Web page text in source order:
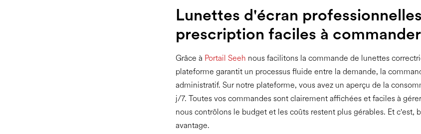
Lunettes d'écran
prescription faciles à commander
Grâce à Portail Seeh nous facilitons la commande de lunettes
plateforme garantit un processus fluide entre la demande, la
administratif. Sur notre plateforme, vous avez un aperçu de la
j/7. Toutes vos commandes sont clairement affichées et faciles à
nous contrôlons le budget et les coûts restent plus gérables. Et c'est,
avantage.